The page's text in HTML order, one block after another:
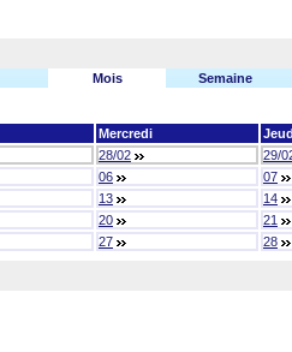
Mois Semaine
Mercredi
28/02
29/
06
07
13
14
20
21
27 28